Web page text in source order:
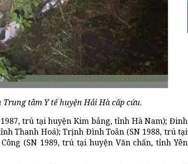
tâm Y tế huyện Hải Hà cấp cứu.
trú tại huyện Kim bảng, tỉnh Hà Nam); Đinh
Thanh Hoá); Trịnh Đình Toản (SN 1988, trú tại
(SN 1989, trú tại huyện Văn chấn, tỉnh Yên